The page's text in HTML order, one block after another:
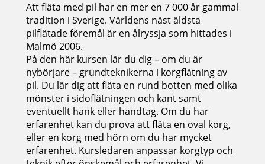
Att fläta med pil har en mer en 7 000 år gammal
tradition i Sverige. Världens näst äldsta
pilflätade föremål är en ålryssja som hittades i
Malmö 2006.
På den här kursen lär du dig – om du är
nybörjare – grundteknikerna i korgflätning av
pil. Du lär dig att fläta en rund botten med olika
mönster i sidoflätningen och kant samt
eventuellt hank eller handtag. Om du har
erfarenhet kan du prova att fläta en oval korg,
eller en korg med hörn om du har mycket
erfarenhet. Kursledaren anpassar korgtyp och